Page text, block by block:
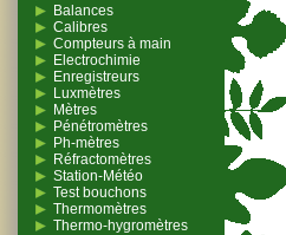
Balances
Calibres
Compteurs à main
Electrochimie
Enregistreurs
Luxmètres
Mètres
Pénétromètres
Ph-mètres
Réfractomètres
Station-Météo
Test bouchons
Thermomètres
Thermo-hygromètres